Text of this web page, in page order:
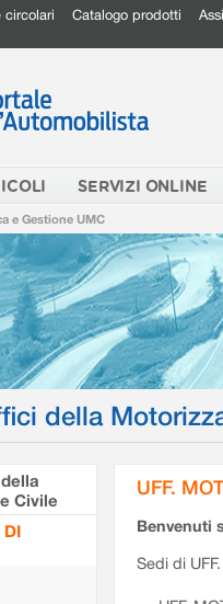
circolari Catalogo prodotti
SERVIZI ONLINE
e Gestione UMC
della
Civile
DI
UFF.
Benvenuti
Sedi di